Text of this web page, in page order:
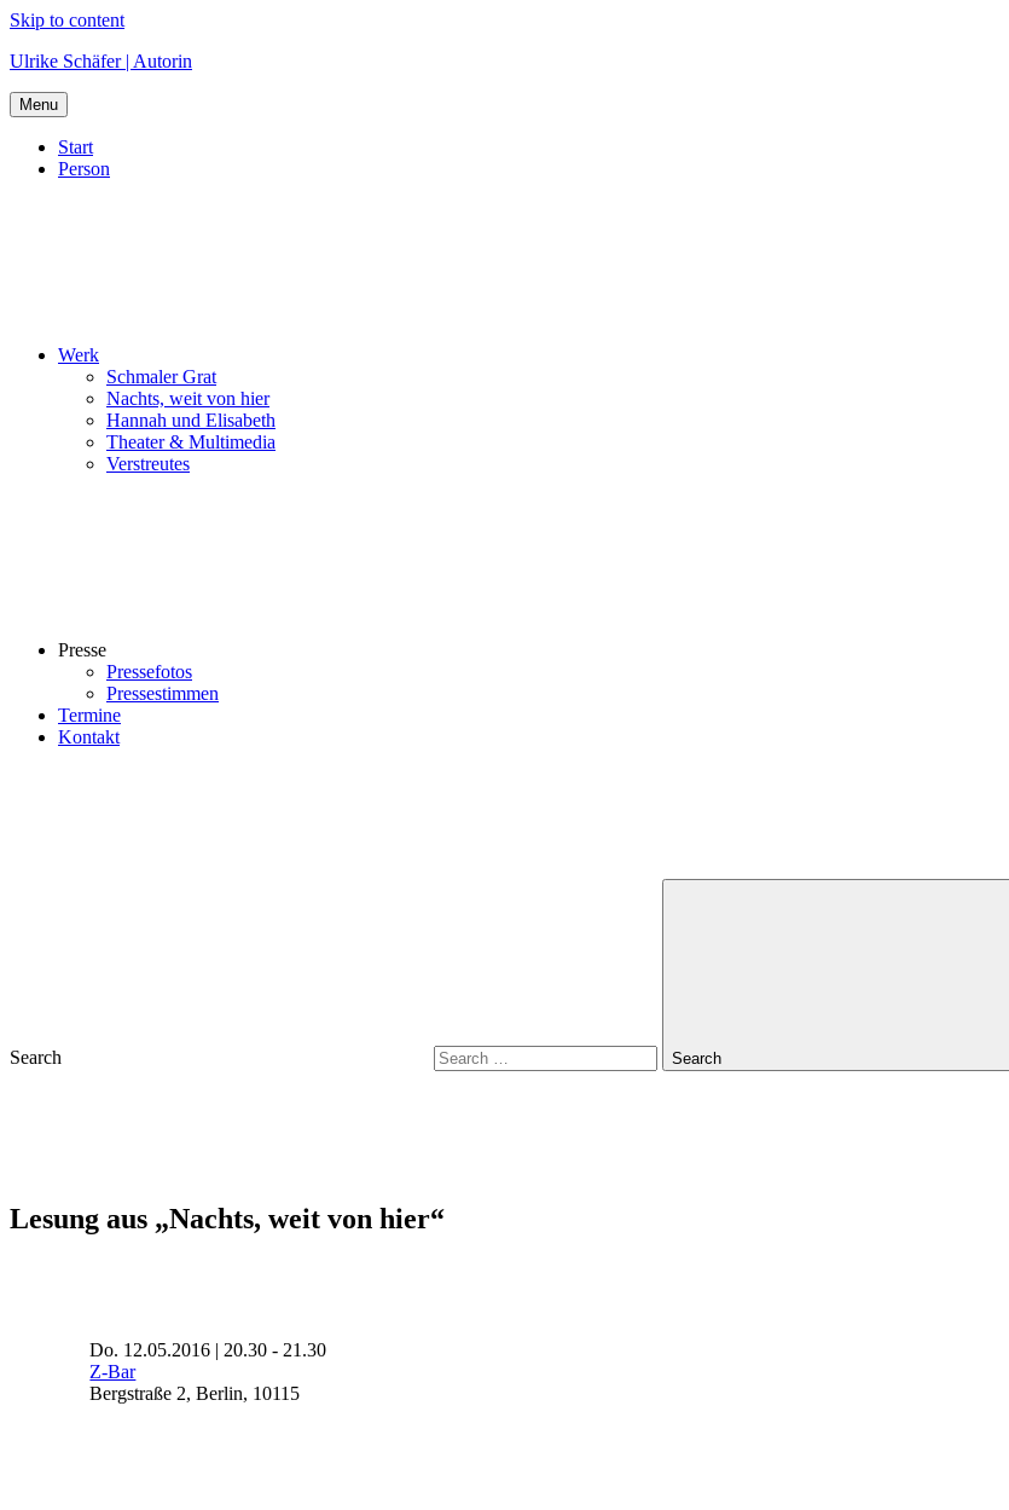
Skip to content
Ulrike Schäfer | Autorin
Menu
Start
Person
Werk
Schmaler Grat
Nachts, weit von hier
Hannah und Elisabeth
Theater & Multimedia
Verstreutes
Presse
Pressefotos
Pressestimmen
Termine
Kontakt
Search Search
Lesung aus „Nachts, weit von hier“
Do. 12.05.2016 | 20.30 - 21.30
Z-Bar
Bergstraße 2, Berlin, 10115